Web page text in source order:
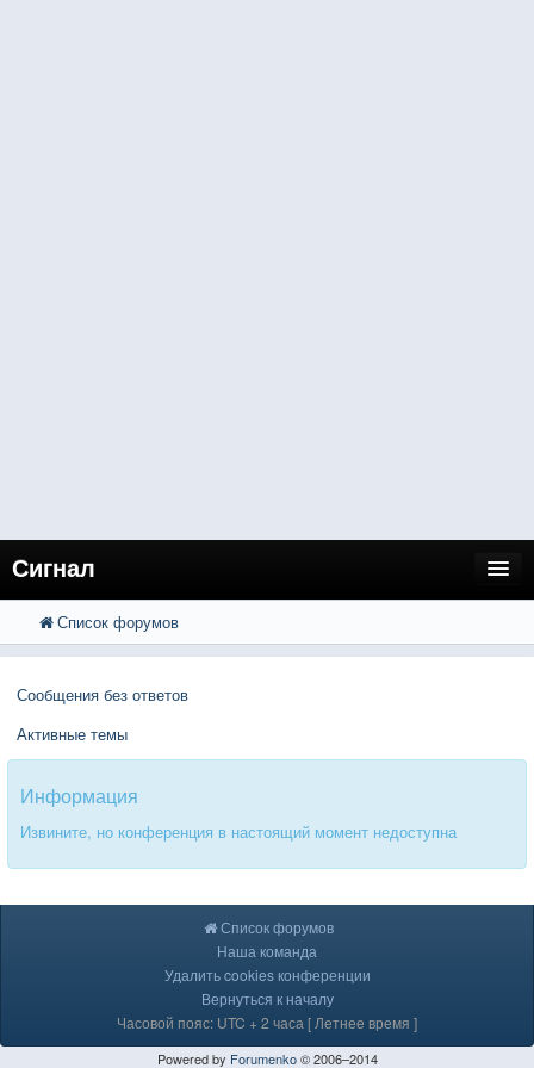
Сигнал
FAQ
Вход
Расширенный поиск
Список форумов
Сообщения без ответов
Активные темы
Информация
Извините, но конференция в настоящий момент недоступна
Список форумов
Наша команда
Удалить cookies конференции
Вернуться к началу
Часовой пояс: UTC + 2 часа [ Летнее время ]
Powered by Forumenko© 2006–2014